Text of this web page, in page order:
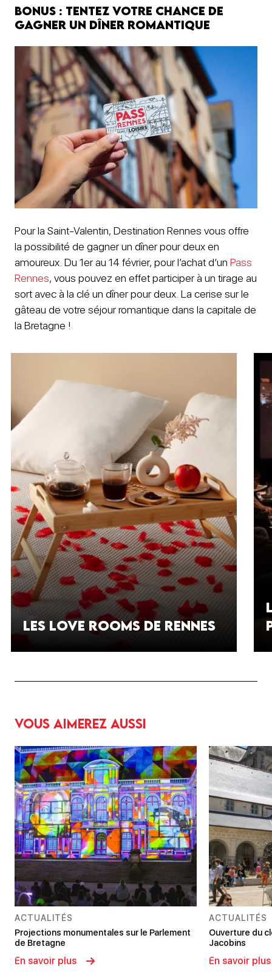
Bonus : Tentez votre chance de
gagner un dîner romantique
Pour la Saint-Valentin, Destination Rennes vous offre
la possibilité de gagner un dîner pour deux en
amoureux. Du 1er au 14 février, pour l’achat d’un Pass
Rennes, vous pouvez en effet participer à un tirage au
sort avec à la clé un dîner pour deux. La cerise sur le
gâteau de votre séjour romantique dans la capitale de
la Bretagne !
Les love rooms de Rennes
Vous aimerez aussi
ACTUALITÉS
Projections monumentales sur le Parlement
de Bretagne
En savoir plus
ACTUALITÉS
Ouverture du
Jacobins
En savoir plus